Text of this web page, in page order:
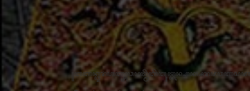
“Kemajuan
teknologi
bukanlah musuh
dari proses
"Dengan
adanya
kegiatan
pertemuan
restorasi
sosial
dengan
tema
Gerbang